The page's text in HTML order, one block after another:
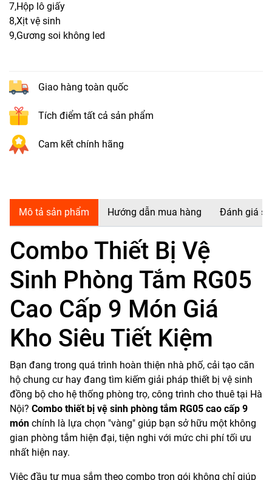
7,Hộp lô giấy
8,Xịt vệ sinh
9,Gương soi không led
Giao hàng toàn quốc
Tích điểm tất cả sản phẩm
Cam kết chính hãng
Mô tả sản phẩm Hướng dẫn mua hàng Đánh giá
Combo Thiết Bị Vệ
Sinh Phòng Tắm RG05
Cao Cấp 9 Món Giá
Kho Siêu Tiết Kiệm
Bạn đang trong quá trình hoàn thiện nhà phố, cải tạo căn
hộ chung cư hay đang tìm kiếm giải pháp thiết bị vệ sinh
đồng bộ cho hệ thống phòng trọ, công trình cho thuê tại Hà
Nội? Combo thiết bị vệ sinh phòng tắm RG05 cao cấp 9
món chính là lựa chọn "vàng" giúp bạn sở hữu một không
gian phòng tắm hiện đại, tiện nghi với mức chi phí tối ưu
nhất hiện nay.
Việc đầu tư mua sắm theo combo trọn gói không chỉ giúp